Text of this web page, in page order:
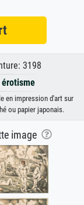
3198
en impression d'art sur
ou papier japonais.
image